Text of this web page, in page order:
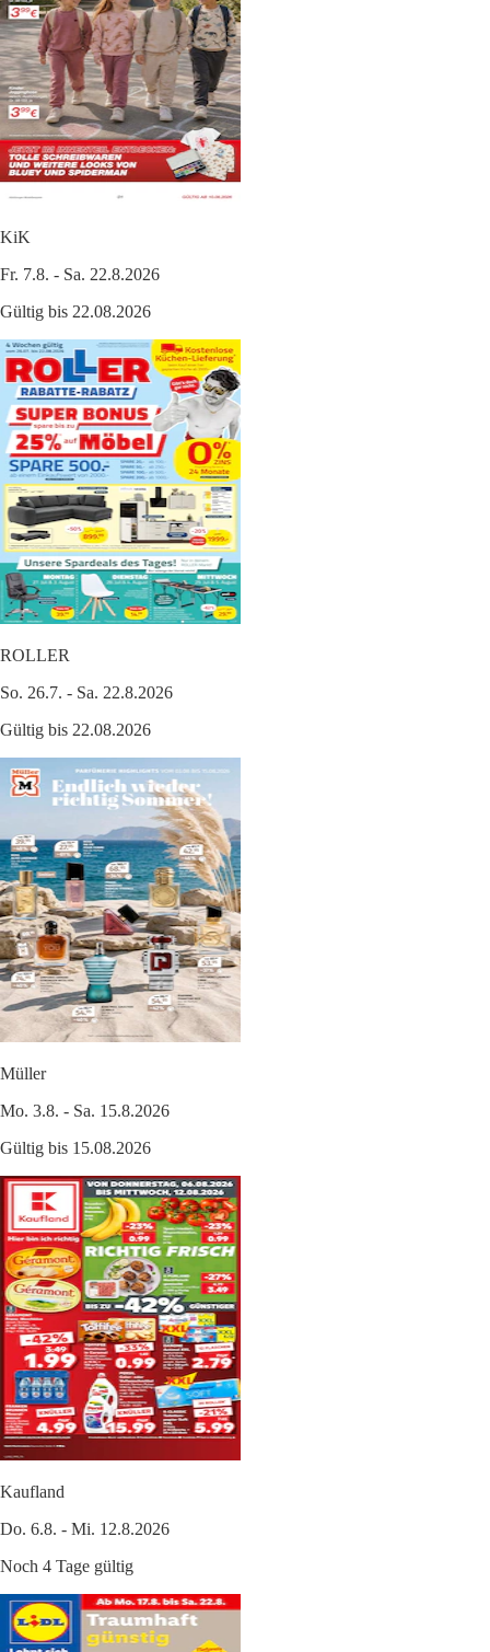
KiK
Fr. 7.8. - Sa. 22.8.2026
Gültig bis 22.08.2026
ROLLER
So. 26.7. - Sa. 22.8.2026
Gültig bis 22.08.2026
Müller
Mo. 3.8. - Sa. 15.8.2026
Gültig bis 15.08.2026
Kaufland
Do. 6.8. - Mi. 12.8.2026
Noch 4 Tage gültig